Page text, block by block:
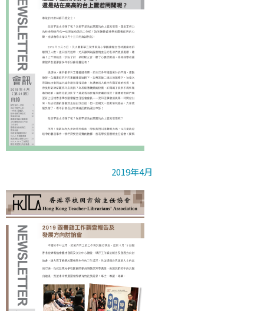
2019年4月